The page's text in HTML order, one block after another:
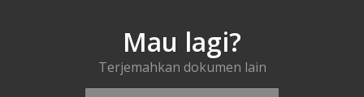
Mau lagi?
Terjemahkan dokumen lain